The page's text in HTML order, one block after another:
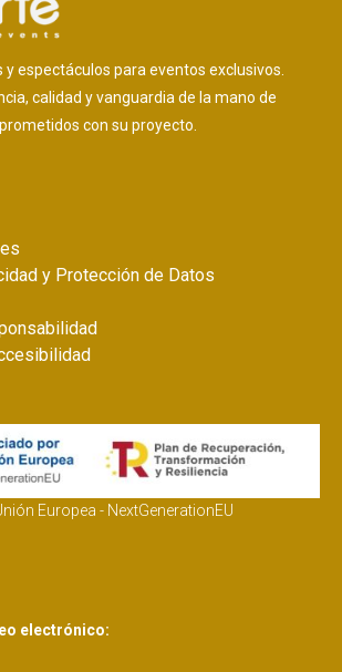
espectáculos para eventos exclusivos.
calidad y vanguardia de la mano de
con su proyecto.
y Protección de Datos
Europea - NextGenerationEU
electrónico: